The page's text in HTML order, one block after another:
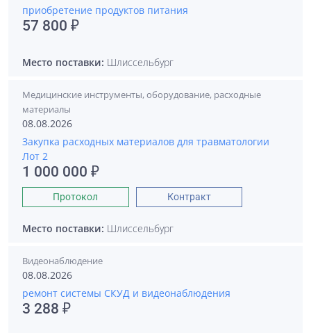
приобретение продуктов питания
57 800 ₽
Место поставки: Шлиссельбург
Медицинские инструменты, оборудование, расходные
материалы
08.08.2026
Закупка расходных материалов для травматологии
Лот 2
1 000 000 ₽
Протокол Контракт
Место поставки: Шлиссельбург
Видеонаблюдение
08.08.2026
ремонт системы СКУД и видеонаблюдения
3 288 ₽